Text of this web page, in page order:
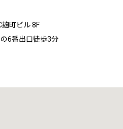
町ビル 8F
6番出口徒歩3分